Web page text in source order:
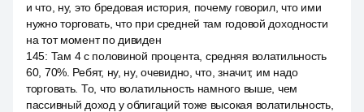
и что, ну, это бредовая история, почему говорил, что ими
нужно торговать, что при средней там годовой доходности
на тот момент по дивиден
145: Там 4 с половиной процента, средняя волатильность
60, 70%. Ребят, ну, ну, очевидно, что, значит, им надо
торговать. То, что волатильность намного выше, чем
пассивный доход у облигаций тоже высокая волатильность,